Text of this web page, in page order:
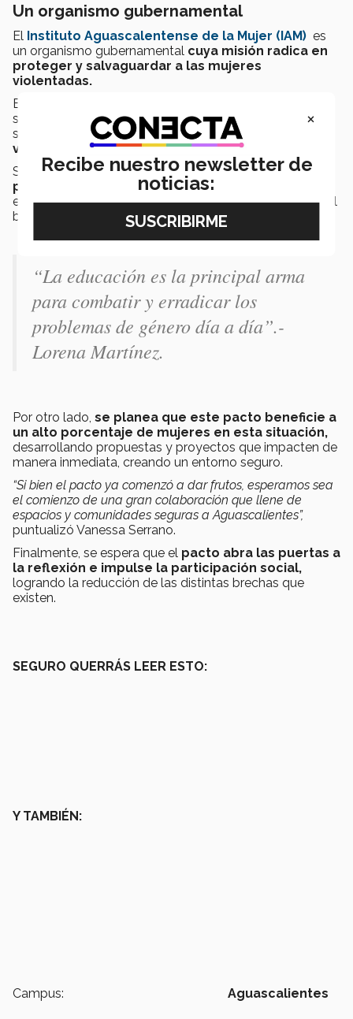
Un organismo gubernamental
El Instituto Aguascalentense de la Mujer (IAM) es
un organismo gubernamental cuya misión radica en
proteger y salvaguardar a las mujeres
violentadas.
El
situaciones donde la mujer se haya visto en una
situación
donde su dignidad humana ha sido
vulnerada.
Su
misión es fomentar, coordinar y ejecutar
políticas públicas
en todos los niveles del gobierno
estatalque propicien la equidad de condiciones
, el
buen trato, la paz y la igualdad de oportunidades.
“La educación es la principal arma
para combatir y erradicar los
problemas de género día a día”.-
Lorena Martínez.
Por otro lado, se planea que este pacto beneficie a
un alto porcentaje de mujeres en esta situación,
desarrollando propuestas y proyectos que impacten de
manera inmediata, creando un entorno seguro.
“Si bien el pacto ya comenzó a dar frutos, esperamos sea
el comienzo de una gran colaboración que llene de
espacios y comunidades seguras a Aguascalientes”,
puntualizó Vanessa Serrano.
Finalmente, se espera que el pacto abra las puertas a
la reflexión e impulse la participación social,
logrando la reducción de las distintas brechas que
existen.
SEGURO QUERRÁS LEER ESTO:
Y TAMBIÉN:
Campus: Aguascalientes
×
Recibe nuestro newsletter de
noticias: